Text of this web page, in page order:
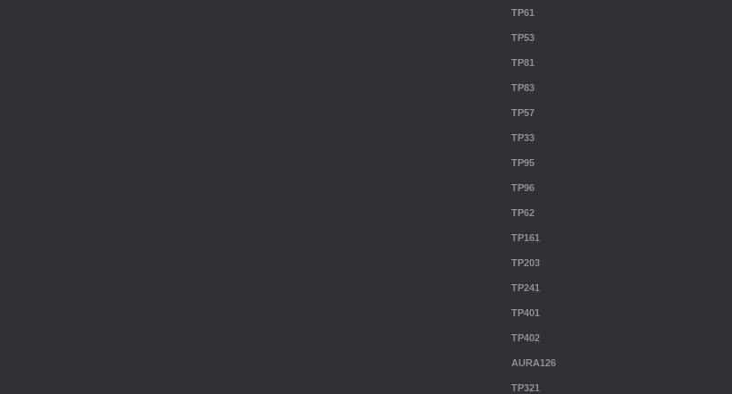
TP61
TP53
TP81
TP83
TP57
TP33
TP95
TP96
TP62
TP161
TP203
TP241
TP401
TP402
AURA126
TP321